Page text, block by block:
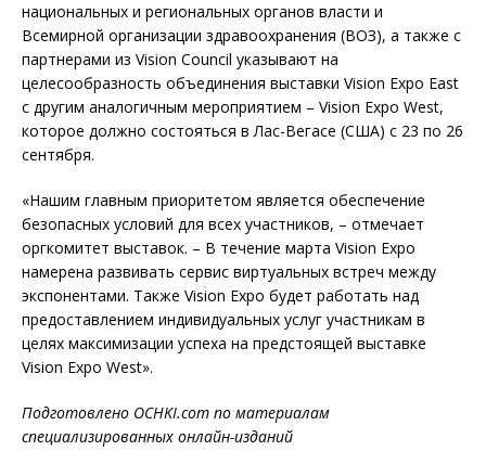
национальных и региональных органов власти и
Всемирной организации здравоохранения (ВОЗ), а также с
партнерами из Vision Council указывают на
целесообразность объединения выставки Vision Expo East
с другим аналогичным мероприятием – Vision Expo West,
которое должно состояться в Лас-Вегасе (США) с 23 по 26
сентября.
«Нашим главным приоритетом является обеспечение
безопасных условий для всех участников, – отмечает
оргкомитет выставок. – В течение марта Vision Expo
намерена развивать сервис виртуальных встреч между
экспонентами. Также Vision Expo будет работать над
предоставлением индивидуальных услуг участникам в
целях максимизации успеха на предстоящей выставке
Vision Expo West».
Подготовлено OCHKI.com по материалам
специализированных онлайн-изданий